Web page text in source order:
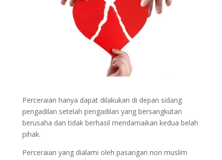
Perceraian hanya dapat dilakukan di depan sidang
pengadilan setelah pengadilan yang bersangkutan
berusaha dan tidak berhasil mendamaikan kedua belah
pihak.
Perceraian yang dialami oleh pasangan non muslim